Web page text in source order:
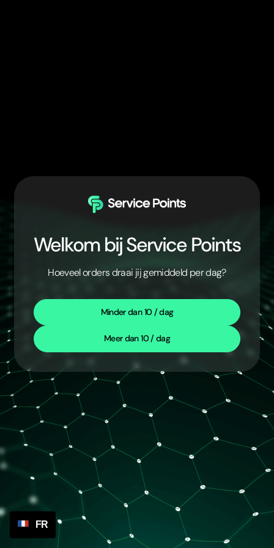
Welkom bij Service Points
Hoeveel orders draai jij gemiddeld per dag?
Minder dan 10 / dag
Meer dan 10 / dag
FR